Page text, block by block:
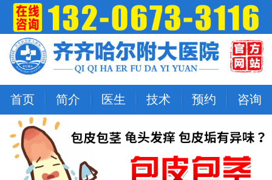
首页 简介 医生 技术 预约 咨询